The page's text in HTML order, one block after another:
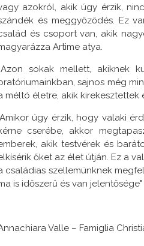
azokról, akik úgy érzik,
és meggyőződés. Ez
és csoport van, akik
Artime atya.
sokak mellett, akiknek
sajnos még
méltó életre, akik kirekesztettek
úgy érzik, hogy valaki
cserébe, akkor
akik testvérek és
őket az élet útján. Ez a
családias szellemünknek
is időszerű és van
Valle – Famiglia